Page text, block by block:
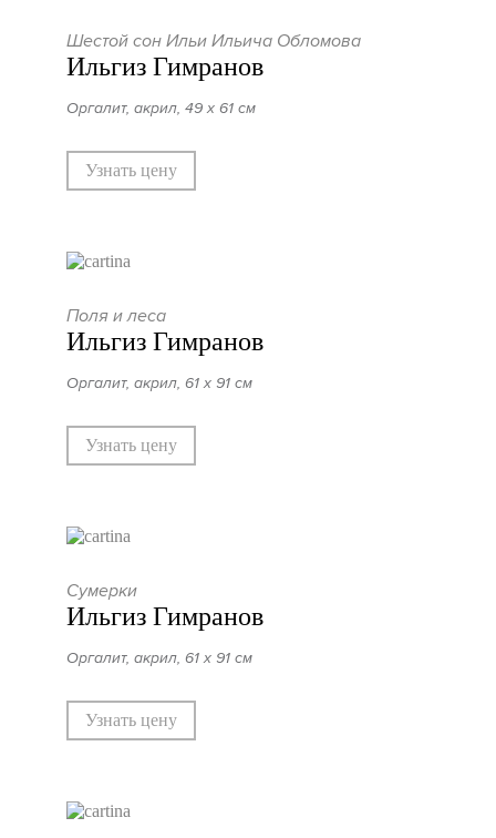
Шестой сон Ильи Ильича Обломова
Ильгиз Гимранов
Оргалит, акрил, 49 х 61 см
Узнать цену
Поля и леса
Ильгиз Гимранов
Оргалит, акрил, 61 х 91 см
Узнать цену
Сумерки
Ильгиз Гимранов
Оргалит, акрил, 61 х 91 см
Узнать цену